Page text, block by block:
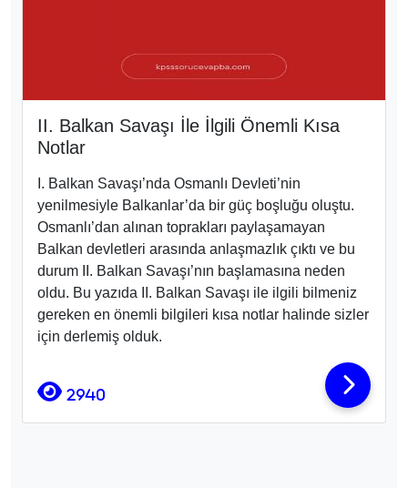
II. Balkan Savaşı İle İlgili Önemli Kısa
Notlar
I. Balkan Savaşı’nda Osmanlı Devleti’nin
yenilmesiyle Balkanlar’da bir güç boşluğu oluştu.
Osmanlı’dan alınan toprakları paylaşamayan
Balkan devletleri arasında anlaşmazlık çıktı ve bu
durum II. Balkan Savaşı’nın başlamasına neden
oldu. Bu yazıda II. Balkan Savaşı ile ilgili bilmeniz
gereken en önemli bilgileri kısa notlar halinde sizler
için derlemiş olduk.
2940